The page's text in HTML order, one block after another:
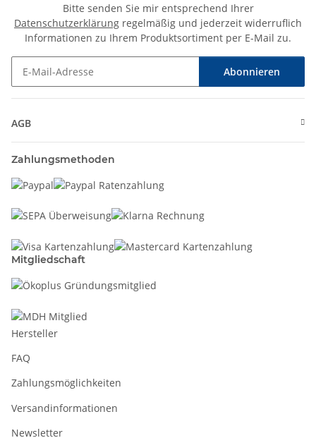
Bitte senden Sie mir entsprechend Ihrer
Datenschutzerklärung regelmäßig und jederzeit widerruflich
Informationen zu Ihrem Produktsortiment per E-Mail zu.
Abonnieren
AGB
Zahlungsmethoden
Mitgliedschaft
Hersteller
FAQ
Zahlungsmöglichkeiten
Versandinformationen
Newsletter